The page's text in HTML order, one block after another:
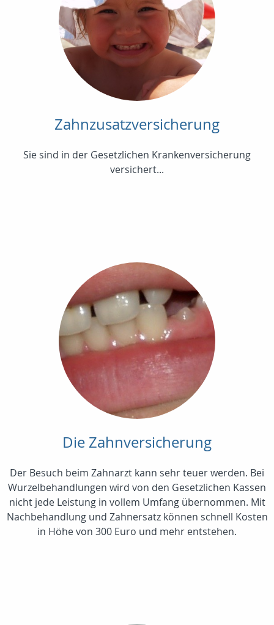
Zahnzusatzversicherung
Sie sind in der Gesetzlichen Krankenversicherung
versichert...
Die Zahnversicherung
Der Besuch beim Zahnarzt kann sehr teuer werden. Bei
Wurzelbehandlungen wird von den Gesetzlichen Kassen
nicht jede Leistung in vollem Umfang übernommen. Mit
Nachbehandlung und Zahnersatz können schnell Kosten
in Höhe von 300 Euro und mehr entstehen.